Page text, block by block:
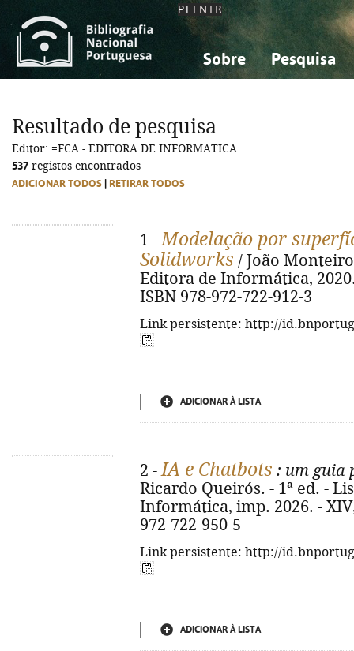
PT EN FR
Sobre Pesquisa
Ciências sociais...
Ciências sociais...
Resultado de pesquisa
Editor: =FCA - EDITORA DE INFORMATICA
537 registos encontrados
ADICIONAR TODOS RETIRAR TODOS
1 -Modelação por
Solidworks / João
Editora de Informática,
ISBN 978-972-722-912-3
Link persistente: http://
ADICIONAR À LISTA
2 -IA e Chatbots : um guia
Ricardo Queirós. - 1ª ed. -
Informática, imp. 2026. -
972-722-950-5
Link persistente: http://
ADICIONAR À LISTA